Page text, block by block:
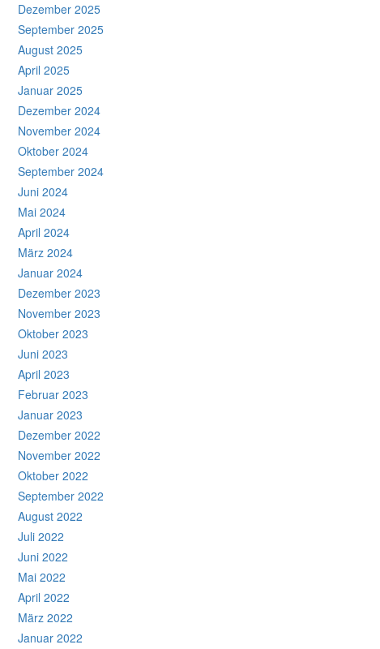
Dezember 2025
September 2025
August 2025
April 2025
Januar 2025
Dezember 2024
November 2024
Oktober 2024
September 2024
Juni 2024
Mai 2024
April 2024
März 2024
Januar 2024
Dezember 2023
November 2023
Oktober 2023
Juni 2023
April 2023
Februar 2023
Januar 2023
Dezember 2022
November 2022
Oktober 2022
September 2022
August 2022
Juli 2022
Juni 2022
Mai 2022
April 2022
März 2022
Januar 2022